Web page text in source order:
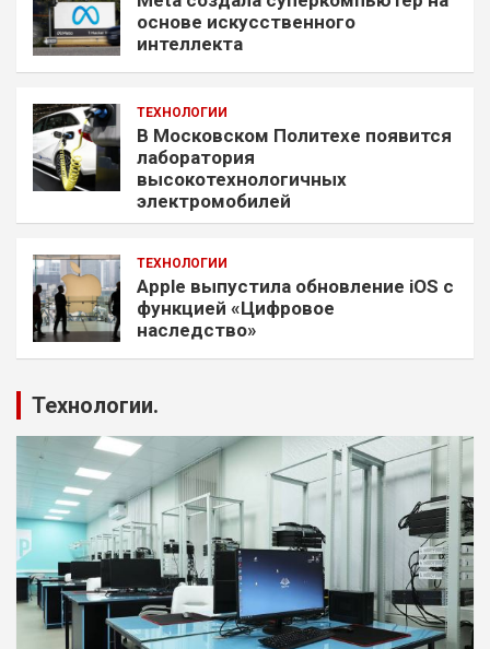
основе искусственного
интеллекта
ТЕХНОЛОГИИ
В Московском Политехе появится
лаборатория
высокотехнологичных
электромобилей
ТЕХНОЛОГИИ
Apple выпустила обновление iOS с
функцией «Цифровое
наследство»
Технологии.